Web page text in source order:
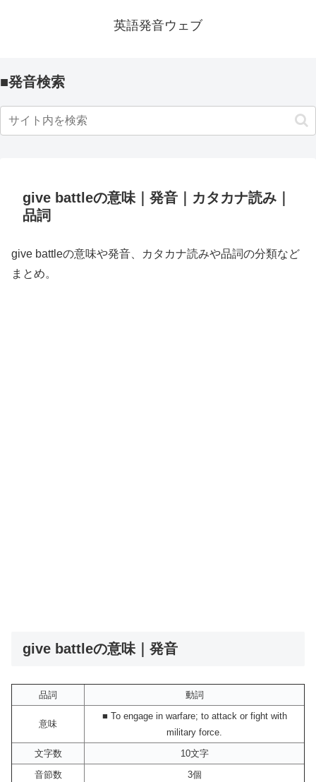
英語発音ウェブ
■発音検索
give battleの意味｜発音｜カタカナ読み｜
品詞
give battleの意味や発音、カタカナ読みや品詞の分類など
まとめ。
give battleの意味｜発音
品詞 動詞
意味
■ To engage in warfare; to attack or fight with
military force.
文字数
10文字
音節数
3個